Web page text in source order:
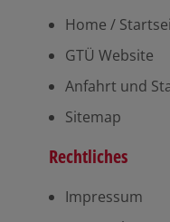
Home /
GTÜ Website
Anfahrt und
Sitemap
Rechtliches
Impressum